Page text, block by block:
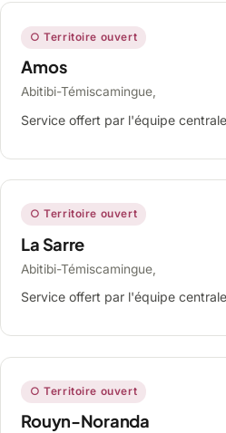
○ Territoire ouvert
Amos
Abitibi-Témiscamingue,
Service offert par l'équipe
○ Territoire ouvert
La Sarre
Abitibi-Témiscamingue,
Service offert par l'équipe
○ Territoire ouvert
Rouyn-Noranda